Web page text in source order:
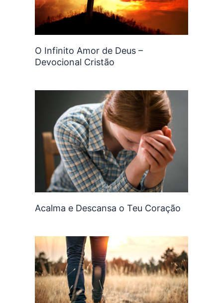
O Infinito Amor de Deus –
Devocional Cristão
Acalma e Descansa o Teu Coração